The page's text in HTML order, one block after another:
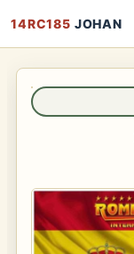
14RC185 JOHAN